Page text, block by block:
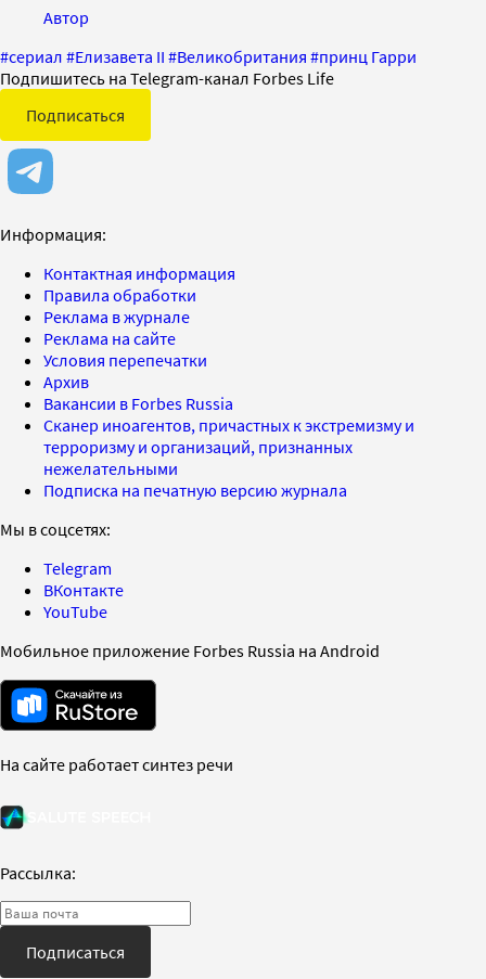
Автор
#сериал #Елизавета II #Великобритания #принц Гарри
Подпишитесь на Telegram-канал Forbes Life
Подписаться
Информация:
Контактная информация
Правила обработки
Реклама в журнале
Реклама на сайте
Условия перепечатки
Архив
Вакансии в Forbes Russia
Сканер иноагентов, причастных к экстремизму и
терроризму и организаций, признанных
нежелательными
Подписка на печатную версию журнала
Мы в соцсетях:
Telegram
ВКонтакте
YouTube
Мобильное приложение Forbes Russia на Android
На сайте работает синтез речи
Рассылка:
Подписаться